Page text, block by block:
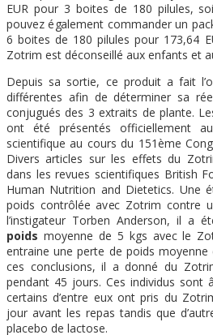
EUR pour 3 boites de 180 pilules,
pouvez également commander un
6 boites de 180 pilules pour 173,64
Zotrim est déconseillé aux enfants et
Depuis sa sortie, ce produit a fait
différentes afin de déterminer sa
conjugués des 3 extraits de plante.
ont été présentés officiellement
scientifique au cours du 151ème
Divers articles sur les effets du
dans les revues scientifiques British
Human Nutrition and Dietetics. Une
poids contrôlée avec Zotrim contre
l’instigateur Torben Anderson, il a
poids moyenne de 5 kgs avec le
entraine une perte de poids moyenne
ces conclusions, il a donné du
pendant 45 jours. Ces individus
certains d’entre eux ont pris du
jour avant les repas tandis que
placebo de lactose.